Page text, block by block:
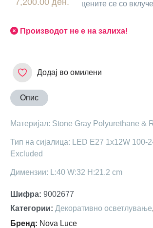
цените се со
Производот не е на залиха!
Додај во омилени
Опис
Материјал: Stone Gray Polyurethane &
Тип на сијалица: LED E27 1x12W 100-
Excluded
Димензии: L:40 W:32 H:21.2 cm
Шифра: 9002677
Категории: Декоративно осветлување
Бренд: Nova Luce